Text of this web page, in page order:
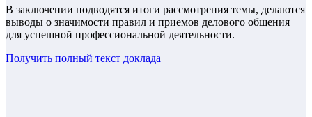
В заключении подводятся итоги рассмотрения темы, делаются
выводы о значимости правил и приемов делового общения
для успешной профессиональной деятельности.
Получить полный текст доклада